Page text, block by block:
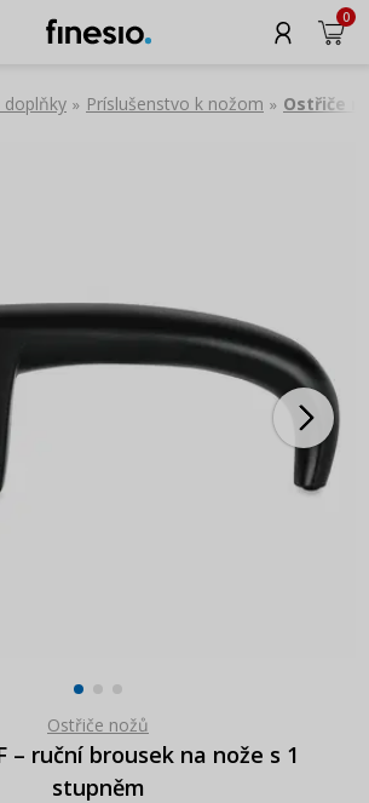
0
doplňky » Príslušenstvo k nožom » Ostřiče
Ostřiče nožů
– ruční brousek na nože s 1
stupněm